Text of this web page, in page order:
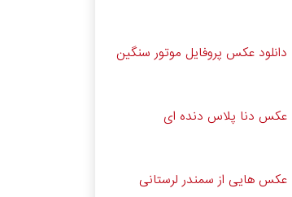
دانلود عکس پروفایل موتور سنگین
عکس دنا پلاس دنده ای
عکس هایی از سمندر لرستانی